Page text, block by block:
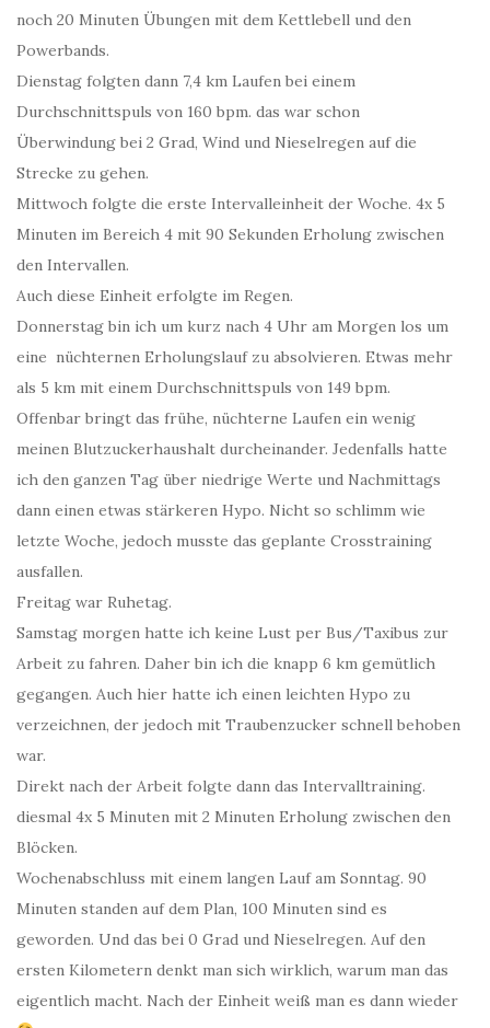
noch 20 Minuten Übungen mit dem Kettlebell und den
Powerbands.
Dienstag folgten dann 7,4 km Laufen bei einem
Durchschnittspuls von 160 bpm. das war schon
Überwindung bei 2 Grad, Wind und Nieselregen auf die
Strecke zu gehen.
Mittwoch folgte die erste Intervalleinheit der Woche. 4x 5
Minuten im Bereich 4 mit 90 Sekunden Erholung zwischen
den Intervallen.
Auch diese Einheit erfolgte im Regen.
Donnerstag bin ich um kurz nach 4 Uhr am Morgen los um
eine nüchternen Erholungslauf zu absolvieren. Etwas mehr
als 5 km mit einem Durchschnittspuls von 149 bpm.
Offenbar bringt das frühe, nüchterne Laufen ein wenig
meinen Blutzuckerhaushalt durcheinander. Jedenfalls hatte
ich den ganzen Tag über niedrige Werte und Nachmittags
dann einen etwas stärkeren Hypo. Nicht so schlimm wie
letzte Woche, jedoch musste das geplante Crosstraining
ausfallen.
Freitag war Ruhetag.
Samstag morgen hatte ich keine Lust per Bus/Taxibus zur
Arbeit zu fahren. Daher bin ich die knapp 6 km gemütlich
gegangen. Auch hier hatte ich einen leichten Hypo zu
verzeichnen, der jedoch mit Traubenzucker schnell behoben
war.
Direkt nach der Arbeit folgte dann das Intervalltraining.
diesmal 4x 5 Minuten mit 2 Minuten Erholung zwischen den
Blöcken.
Wochenabschluss mit einem langen Lauf am Sonntag. 90
Minuten standen auf dem Plan, 100 Minuten sind es
geworden. Und das bei 0 Grad und Nieselregen. Auf den
ersten Kilometern denkt man sich wirklich, warum man das
eigentlich macht. Nach der Einheit weiß man es dann wieder